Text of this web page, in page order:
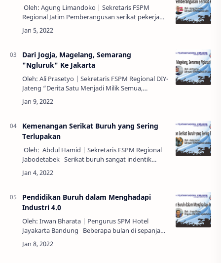
Oleh: Agung Limandoko | Sekretaris FSPM
Regional Jatim Pemberangusan serikat pekerja
merupakan salah satu upaya yang dilakukan
pengusaha untuk bisa lebih leluasa dalam m…
Dari Jogja, Magelang, Semarang
"Ngluruk" Ke Jakarta
Oleh: Ali Prasetyo | Sekretaris FSPM Regional DIY-
Jateng “Derita Satu Menjadi Milik Semua,
Solidaritas Sepanjang Masa” itulah cuplikan dari
syair lagu Mars FSPM. Dengan rasa s…
Kemenangan Serikat Buruh yang Sering
Terlupakan
Oleh: Abdul Hamid | Sekretaris FSPM Regional
Jabodetabek Serikat buruh sangat indentik
dengan perjuangan pemenuhan hak-hak pekerja
yang tidak diberikan oleh pe…
Pendidikan Buruh dalam Menghadapi
Industri 4.0
Oleh: Irwan Bharata | Pengurus SPM Hotel
Jayakarta Bandung Beberapa bulan di sepanjang
tahun 2019-2021 ini, hampir setiap hari kita
membaca dan menyaksikan pemberitaan bai…